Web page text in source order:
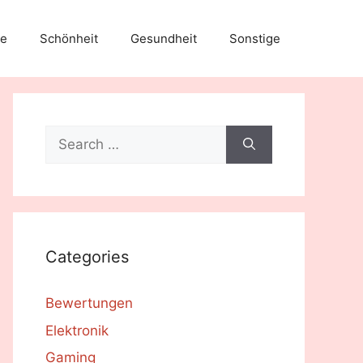
Schönheit Gesundheit Sonstige
Search
for:
Categories
Bewertungen
Elektronik
Gaming